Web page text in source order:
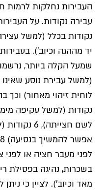
העבירות נחלקות לרמות
עבירה נקודות. על
נקודות בכלל (למשל
יד מההגה וכיוב').
(למשל עבירת נוסע
נקודות (למשל עקיפה
לשם
בשכרות, נהיגה בפסילת
מאד וכיוב'). לציין כי ניתן